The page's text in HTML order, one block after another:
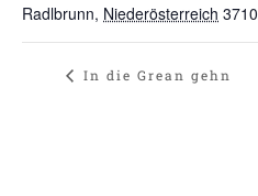
Radlbrunn, Niederösterreich 3710
In die Grean gehn